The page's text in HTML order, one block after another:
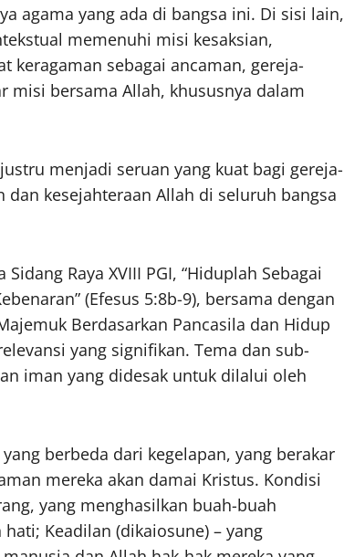
agama yang ada di bangsa ini. Di sisi lain,
memenuhi misi kesaksian,
keragaman sebagai ancaman, gereja-
misi bersama Allah, khususnya dalam
menjadi seruan yang kuat bagi gereja-
kesejahteraan Allah di seluruh bangsa
Raya XVIII PGI, “Hiduplah Sebagai
(Efesus 5:8b-9), bersama dengan
Berdasarkan Pancasila dan Hidup
yang signifikan. Tema dan sub-
iman yang didesak untuk dilalui oleh
berbeda dari kegelapan, yang berakar
mereka akan damai Kristus. Kondisi
yang menghasilkan buah-buah
Keadilan (dikaiosune) – yang